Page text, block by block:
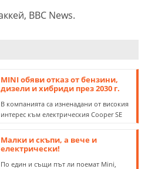
BBC News.
MINI обяви отказ от бензини,
дизели и хибриди през 2030 г.
В компанията са изненадани от високия
интерес към електрическия Cooper SE
Малки и скъпи, а вече и
електрически!
По един и същи път ли поемат Mini,